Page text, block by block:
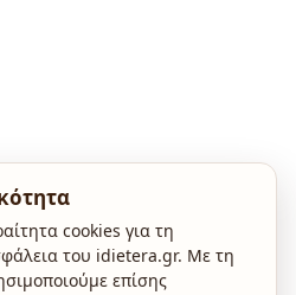
cookies για τη
του idietera.gr. Με τη
επίσης